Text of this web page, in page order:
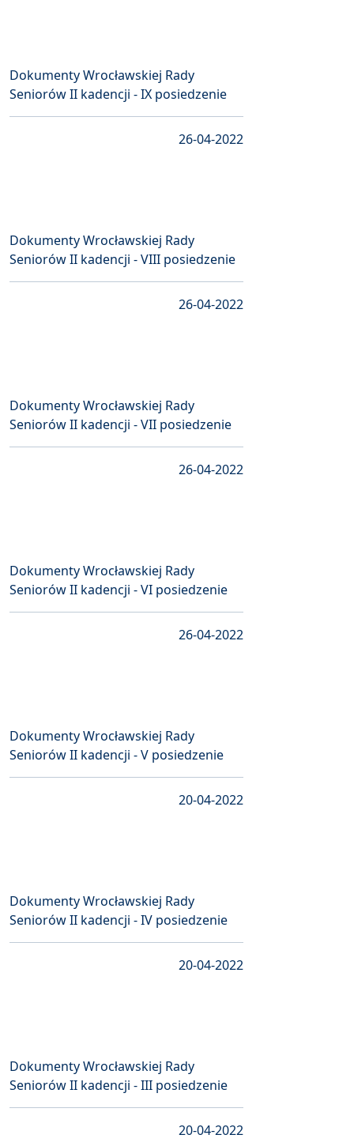
Dokumenty Wrocławskiej Rady
Seniorów II kadencji - IX posiedzenie
26-04-2022
Dokumenty Wrocławskiej Rady
Seniorów II kadencji - VIII posiedzenie
26-04-2022
Dokumenty Wrocławskiej Rady
Seniorów II kadencji - VII posiedzenie
26-04-2022
Dokumenty Wrocławskiej Rady
Seniorów II kadencji - VI posiedzenie
26-04-2022
Dokumenty Wrocławskiej Rady
Seniorów II kadencji - V posiedzenie
20-04-2022
Dokumenty Wrocławskiej Rady
Seniorów II kadencji - IV posiedzenie
20-04-2022
Dokumenty Wrocławskiej Rady
Seniorów II kadencji - III posiedzenie
20-04-2022